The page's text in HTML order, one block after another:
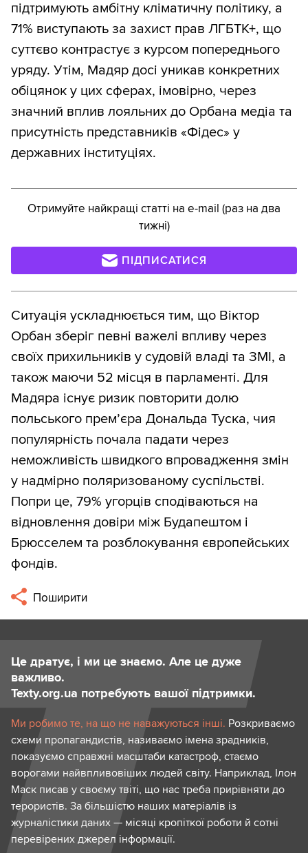
підтримують амбітну кліматичну політику, а
71% виступають за захист прав ЛГБТК+, що
суттєво контрастує з курсом попереднього
уряду. Утім, Мадяр досі уникав конкретних
обіцянок у цих сферах, імовірно, через
значний вплив лояльних до Орбана медіа та
присутність представників «Фідес» у
державних інституціях.
Отримуйте найкращі статті на e-mail (раз на два
тижні)
ПІДПИСАТИСЯ
Ситуація ускладнюється тим, що Віктор
Орбан зберіг певні важелі впливу через
своїх прихильників у судовій владі та ЗМІ, а
також маючи 52 місця в парламенті. Для
Мадяра існує ризик повторити долю
польського прем’єра Дональда Туска, чия
популярність почала падати через
неможливість швидкого впровадження змін
у надмірно поляризованому суспільстві.
Попри це, 79% угорців сподіваються на
відновлення довіри між Будапештом і
Брюсселем та розблокування європейських
фондів.
Поширити
Це дратує, і ми це знаємо. Але це дуже
важливо.
Texty.org.ua потребують вашої підтримки.
Ми робимо те, на що не наважуються інші. Розкриваємо
схеми пропагандистів, називаємо імена зрадників,
показуємо справжні масштаби катастроф, стаємо
ворогами найвпливовіших людей світу. Наприклад, Ілон
Маск писав у своєму твіті, що нас треба прирівняти до
терористів. За більшістю наших матеріалів із
журналістики даних — місяці кропіткої роботи й сотні
перевірених джерел інформації.